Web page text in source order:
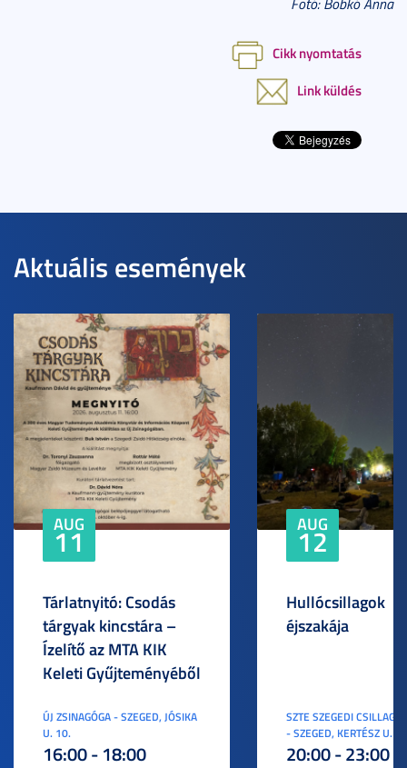
Cikk nyomtatás
Link küldés
Aktuális események
AUG
11
Tárlatnyitó: Csodás
tárgyak kincstára –
Ízelítő az MTA KIK
Keleti Gyűjteményéből
ÚJ ZSINAGÓGA - SZEGED, JÓSIKA
U. 10.
16:00 - 18:00
AUG
12
Hullócsillagok
éjszakája
SZTE SZEGEDI
- SZEGED, KERTÉSZ U. 3.
20:00 - 23:00